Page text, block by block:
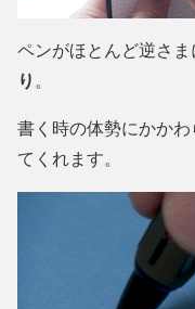
ペンがほとんど逆さ
り 。
書く時の体勢にかか
てくれます。